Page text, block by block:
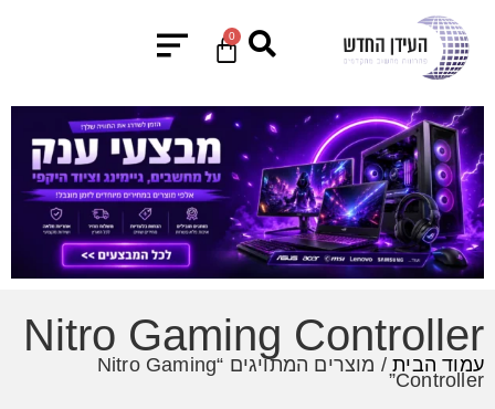
0
Nitro Gaming Controller
עמוד הבית / מוצרים המתויגים “Nitro Gaming
Controller”